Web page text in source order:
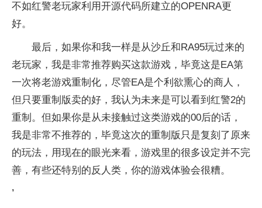
不如红警老玩家利用开源代码所建立的OPENRA更
好。
最后，如果你和我一样是从沙丘和RA95玩过来的
老玩家，我是非常推荐购买这款游戏，毕竟这是EA第
一次将老游戏重制化，尽管EA是个利欲熏心的商人，
但只要重制版卖的好，我认为未来是可以看到红警2的
重制。但如果你是从未接触过这类游戏的00后的话，
我是非常不推荐的，毕竟这次的重制版只是复刻了原来
的玩法，用现在的眼光来看，游戏里的很多设定并不完
善，有些还特别的反人类，你的游戏体验会很糟。
,